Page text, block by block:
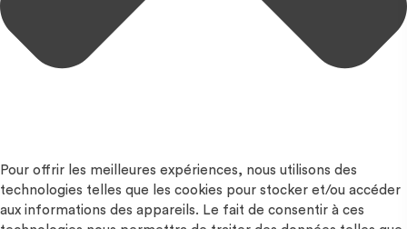
Pour offrir les meilleures expériences, nous utilisons des
technologies telles que les cookies pour stocker et/ou accéder
aux informations des appareils. Le fait de consentir à ces